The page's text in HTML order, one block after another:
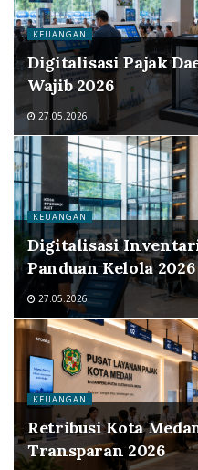
KEUANGAN
Digitalisasi Pajak
Wajib 2026
27.05.2026
KEUANGAN
Digitalisasi
Panduan Kelola 2026
27.05.2026
KEUANGAN
Retribusi Kota
Transparan 2026